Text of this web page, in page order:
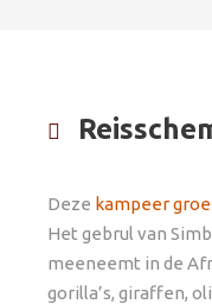
Deze kampeer
Het gebrul van
meeneemt in de
gorilla’s, giraffen,